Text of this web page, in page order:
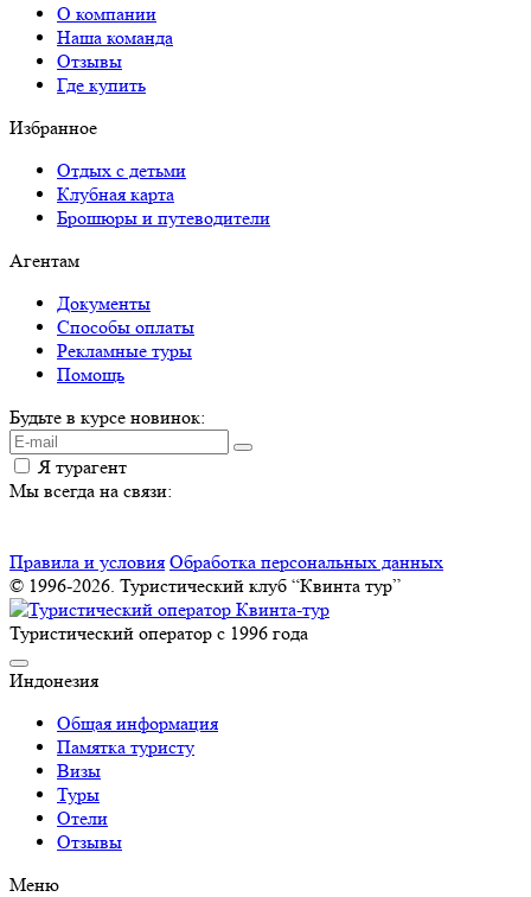
О компании
Наша команда
Отзывы
Где купить
Избранное
Отдых с детьми
Клубная карта
Брошюры и путеводители
Агентам
Документы
Способы оплаты
Рекламные туры
Помощь
Будьте в курсе новинок:
Я турагент
Мы всегда на связи:
Правила и условия Обработка персональных данных
© 1996-2026. Туристический клуб “Квинта тур”
Туристический оператор с 1996 года
Индонезия
Общая информация
Памятка туристу
Визы
Туры
Отели
Отзывы
Меню